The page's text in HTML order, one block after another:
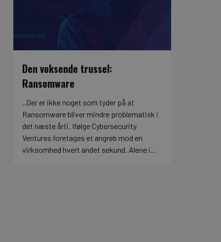
Den voksende trussel:
Ransomware
..Der er ikke noget som tyder på at
Ransomware bliver mindre problematisk i
det næste årti. Ifølge Cybersecurity
Ventures foretages et angreb mod en
virksomhed hvert andet sekund. Alene i…